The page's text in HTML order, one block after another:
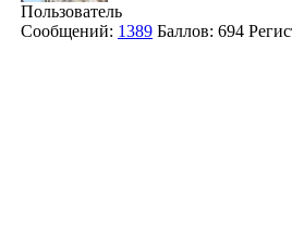
Пользователь
Сообщений: 1389 Баллов: 694